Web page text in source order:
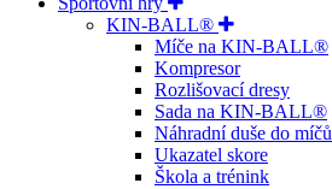
KIN-BALL®
Míče na KIN-BALL®
Kompresor
Rozlišovací dresy
Sada na KIN-BALL®
Náhradní duše do míčů
Ukazatel skore
Škola a trénink